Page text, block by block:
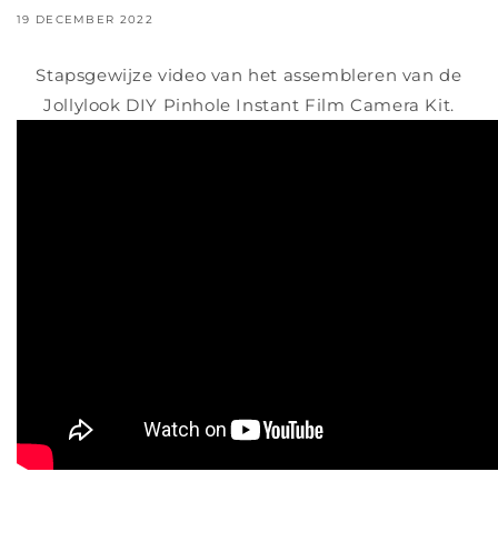
19 DECEMBER 2022
Stapsgewijze video van het assembleren van de
Jollylook DIY Pinhole Instant Film Camera Kit.